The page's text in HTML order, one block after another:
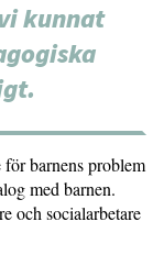
kunnat
för barnens problem
med barnen.
och socialarbetare